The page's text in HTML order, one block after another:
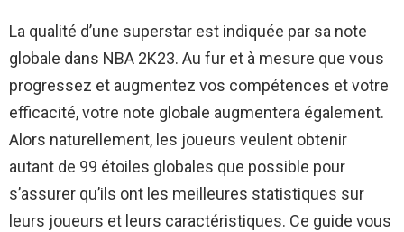
La qualité d’une superstar est indiquée par sa note
globale dans NBA 2K23. Au fur et à mesure que vous
progressez et augmentez vos compétences et votre
efficacité, votre note globale augmentera également.
Alors naturellement, les joueurs veulent obtenir
autant de 99 étoiles globales que possible pour
s’assurer qu’ils ont les meilleures statistiques sur
leurs joueurs et leurs caractéristiques. Ce guide vous